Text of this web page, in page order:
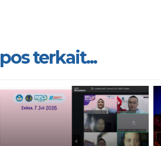
pos terkait...